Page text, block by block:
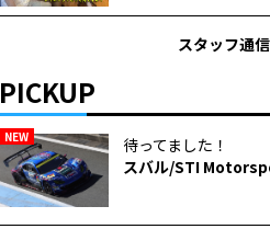
スタッフ通
PICKUP
NEW
待ってました！
スバル/STI